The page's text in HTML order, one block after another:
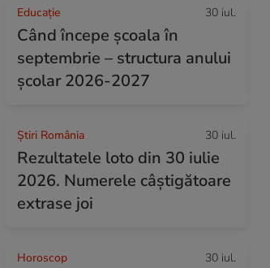
Educație 30 iul.
Când începe şcoala în
septembrie – structura anului
şcolar 2026-2027
Știri România 30 iul.
Rezultatele loto din 30 iulie
2026. Numerele câștigătoare
extrase joi
Horoscop 30 iul.